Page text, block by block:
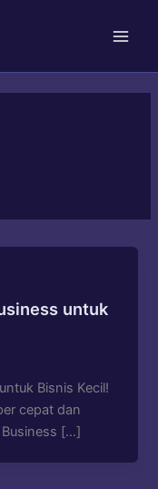
untuk
Bisnis Kecil!
cepat dan
[…]